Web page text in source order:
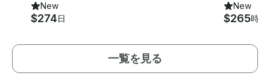
New
$274日
New
$265時間
一覧を見る